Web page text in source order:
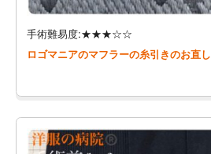
手術難易度:★★★☆☆
ロゴマニアのマフラーの糸引きのお直し